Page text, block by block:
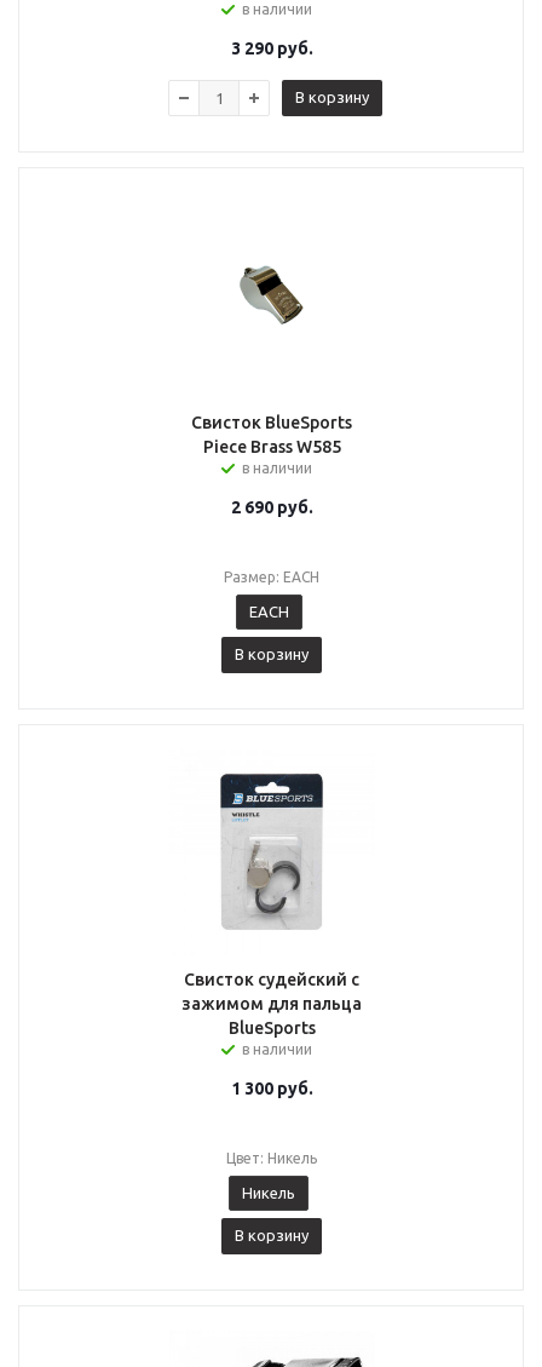
в наличии
3 290руб.
В корзину
Свисток BlueSports
Piece Brass W585
в наличии
2 690руб.
Размер: EACH
EACH
В корзину
Свисток судейский с
зажимом для пальца
BlueSports
в наличии
1 300руб.
Цвет: Никель
Никель
В корзину